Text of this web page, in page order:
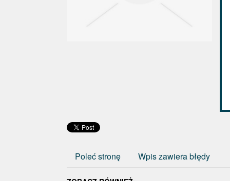
Poleć stronę Wpis zawiera błędy